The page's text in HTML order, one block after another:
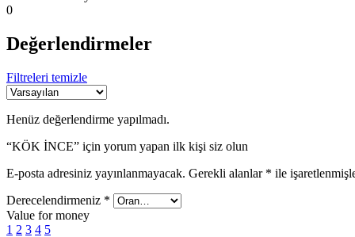
0
Değerlendirmeler
Filtreleri temizle
Henüz değerlendirme yapılmadı.
“KÖK İNCE” için yorum yapan ilk kişi siz olun
E-posta adresiniz yayınlanmayacak. Gerekli alanlar * ile
Derecelendirmeniz *
Value for money
1 2 3 4 5